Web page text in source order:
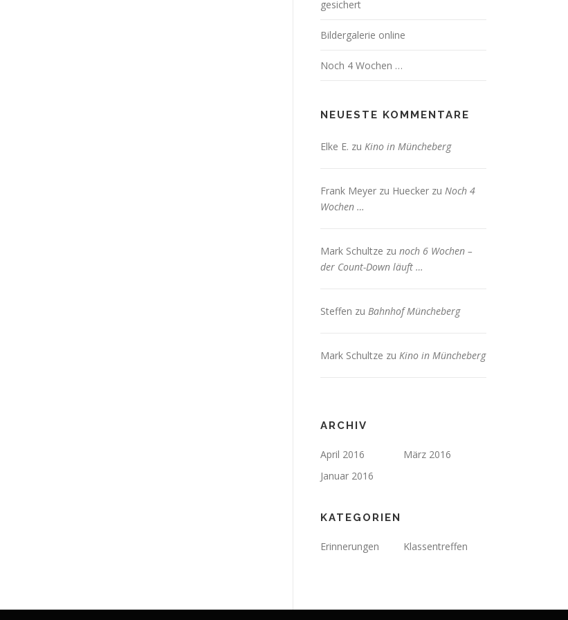
gesichert
Bildergalerie online
Noch 4 Wochen …
NEUESTE KOMMENTARE
Elke E. zu Kino in Müncheberg
Frank Meyer zu Huecker zu Noch 4
Wochen …
Mark Schultze zu noch 6 Wochen –
der Count-Down läuft …
Steffen zu Bahnhof Müncheberg
Mark Schultze zu Kino in Müncheberg
ARCHIV
April 2016
März 2016
Januar 2016
KATEGORIEN
Erinnerungen Klassentreffen